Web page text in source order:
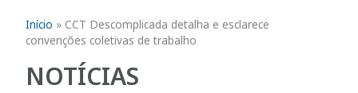
Início » CCT Descomplicada detalha e esclarece
convenções coletivas de trabalho
NOTÍCIAS